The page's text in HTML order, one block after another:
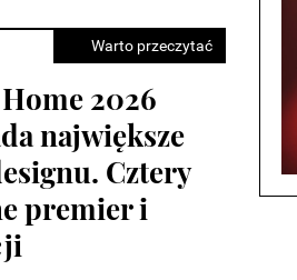
Warto przeczytać
w porządku.
je bez
wysiłku?
ładu to jedne z